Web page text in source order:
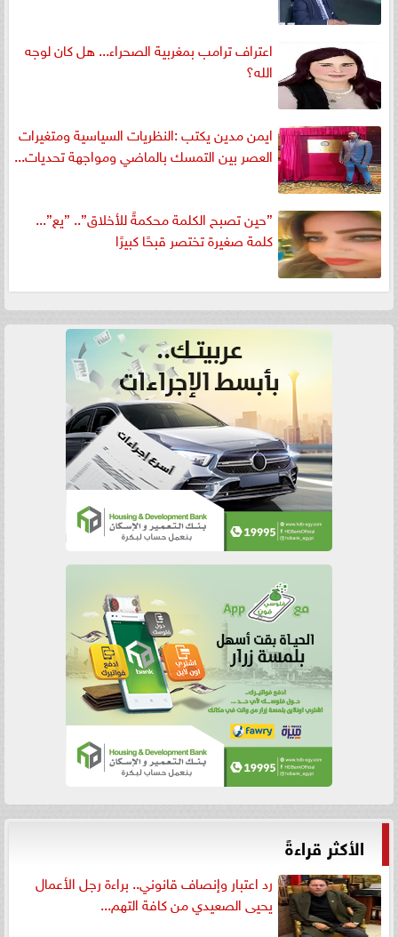
اعتراف ترامب بمغربية الصحراء... هل كان لوجه
الله؟
ايمن مدين يكتب :النظريات السياسية ومتغيرات
العصر بين التمسك بالماضي ومواجهة تحديات...
”حين تصبح الكلمة محكمةً للأخلاق”.. ”يع”...
كلمة صغيرة تختصر قبحًا كبيرًا
الأكثر قراءةً
رد اعتبار وإنصاف قانوني.. براءة رجل الأعمال
يحيى الصعيدي من كافة التهم...